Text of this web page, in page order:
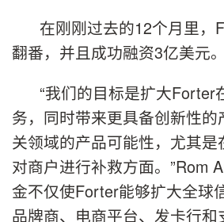
在刚刚过去的12个月里，
翻番，并且成功融资3亿美元。
“我们的目标是扩大Forter
务，同时带来更具备创新性的
关领域的产品可能性，尤其是
对商户进行补救方面。”Rom
金不仅使Forter能够扩大全球
品牌商、电商平台、发卡行和